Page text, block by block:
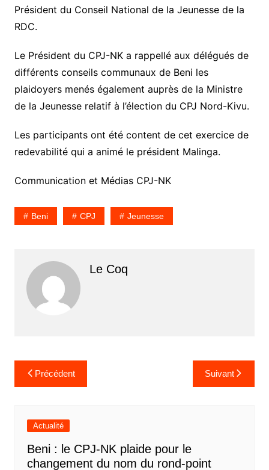
Président du Conseil National de la Jeunesse de la
RDC.
Le Président du CPJ-NK a rappellé aux délégués de
différents conseils communaux de Beni les
plaidoyers menés également auprès de la Ministre
de la Jeunesse relatif à l’élection du CPJ Nord-Kivu.
Les participants ont été content de cet exercice de
redevabilité qui a animé le président Malinga.
Communication et Médias CPJ-NK
Beni CPJ Jeunesse
Le Coq
Navigation
de
Précédent Suivant
Actualité
Beni : le CPJ-NK plaide pour le
changement du nom du rond-point